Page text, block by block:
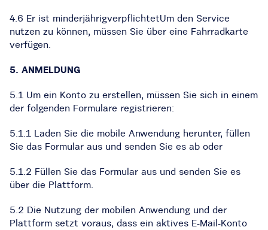
4.6 Er ist minderjährigverpflichtetUm den Service
nutzen zu können, müssen Sie über eine Fahrradkarte
verfügen.
5. ANMELDUNG
5.1 Um ein Konto zu erstellen, müssen Sie sich in einem
der folgenden Formulare registrieren:
5.1.1 Laden Sie die mobile Anwendung herunter, füllen
Sie das Formular aus und senden Sie es ab oder
5.1.2 Füllen Sie das Formular aus und senden Sie es
über die Plattform.
5.2 Die Nutzung der mobilen Anwendung und der
Plattform setzt voraus, dass ein aktives E-Mail-Konto